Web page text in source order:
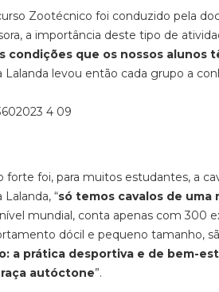
Zootécnico foi conduzido pela
a importância deste tipo de
condições que os nossos alunos
Lalanda levou então cada grupo a
forte foi, para muitos estudantes, a
Lalanda, “só temos cavalos de uma
mundial, conta apenas com 300
dócil e pequeno tamanho,
a prática desportiva e de bem-
autóctone”.